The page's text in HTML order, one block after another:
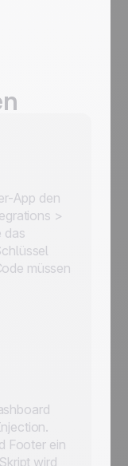
App den
>
das
müssen
Footer ein
wird